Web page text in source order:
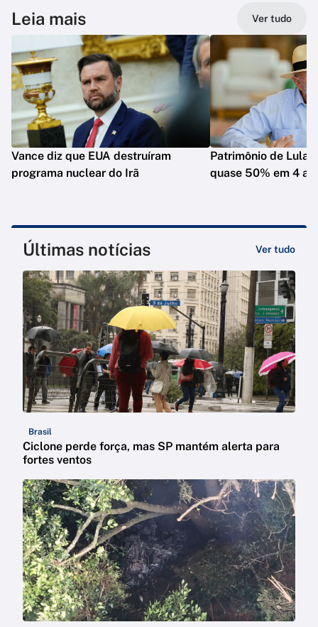
Leia mais Ver tudo
Vance diz que EUA destruíram
programa nuclear do Irã
Patrimônio de Lula
quase 50% em 4
Últimas notícias Ver tudo
Brasil
Ciclone perde força, mas SP mantém alerta para
fortes ventos